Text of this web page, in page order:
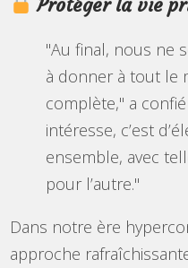
Protéger la vie
"Au final, nous ne
à donner à tout le
complète," a
intéresse, c’est
ensemble, avec
pour l’autre."
Dans notre ère
approche